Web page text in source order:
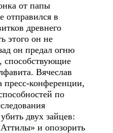
от папы
отправился в
древнего
этого он не
он предал огню
способствующие
Вячеслав
пресс-конференции,
по
двух зайцев:
и опозорить